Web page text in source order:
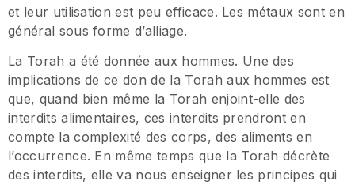
et leur utilisation est peu efficace. Les métaux sont en
général sous forme d’alliage.
La Torah a été donnée aux hommes. Une des
implications de ce don de la Torah aux hommes est
que, quand bien même la Torah enjoint-elle des
interdits alimentaires, ces interdits prendront en
compte la complexité des corps, des aliments en
l’occurrence. En même temps que la Torah décrète
des interdits, elle va nous enseigner les principes qui